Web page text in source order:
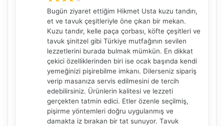
Bugün ziyaret ettiğim Hikmet Usta kuzu tandırı,
et ve tavuk çeşitleriyle öne çıkan bir mekan.
Kuzu tandır, kelle paça çorbası, köfte çeşitleri ve
tavuk şinitzel gibi Türkiye mutfağının sevilen
lezzetlerini burada bulmak mümkün. En dikkat
çekici özelliklerinden biri ise ocak başında kendi
yemeğinizi pişirebilme imkanı. Dilerseniz sipariş
verip masanıza servis edilmesini de tercih
edebilirsiniz. Ürünlerin kalitesi ve lezzeti
gerçekten tatmin edici. Etler özenle seçilmiş,
pişirme yöntemleri doğru uygulanmış ve
damakta iz bırakan bir tat sunuyor. Tavuk